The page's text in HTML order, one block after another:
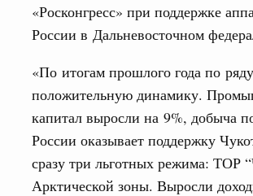
«Росконгресс» при поддержке
России в Дальневосточном
«По итогам прошлого года по
положительную динамику.
капитал выросли на 9%, добыча
России оказывает поддержку
сразу три льготных режима: ТОР
Арктической зоны. Выросли
и волонтёрство. Благотворительность
поздравила
Правительства Татьяна Голикова
движения «Волонтёры-медики» с